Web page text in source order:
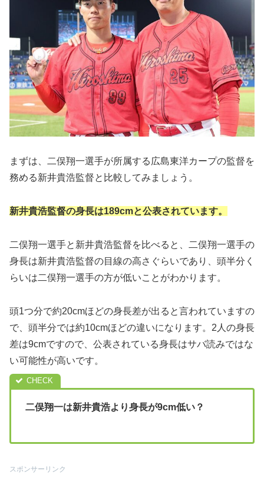
まずは、二俣翔一選手が所属する広島東洋カープの監督を
務める新井貴浩監督と比較してみましょう。
新井貴浩監督の身長は189cmと公表されています。
二俣翔一選手と新井貴浩監督を比べると、二俣翔一選手の
身長は新井貴浩監督の目線の高さぐらいであり、頭半分く
らいは二俣翔一選手の方が低いことがわかります。
頭1つ分で約20cmほどの身長差が出ると言われていますの
で、頭半分では約10cmほどの違いになります。2人の身長
差は9cmですので、公表されている身長はサバ読みではな
い可能性が高いです。
二俣翔一は新井貴浩より身長が9cm低い？
スポンサーリンク